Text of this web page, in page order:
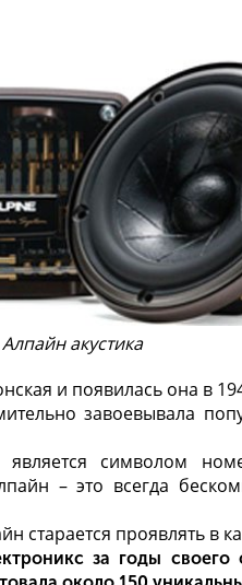
Алпайн акустика
и появилась она в
завоевывала
является символом
– это всегда
старается проявлять в
за годы